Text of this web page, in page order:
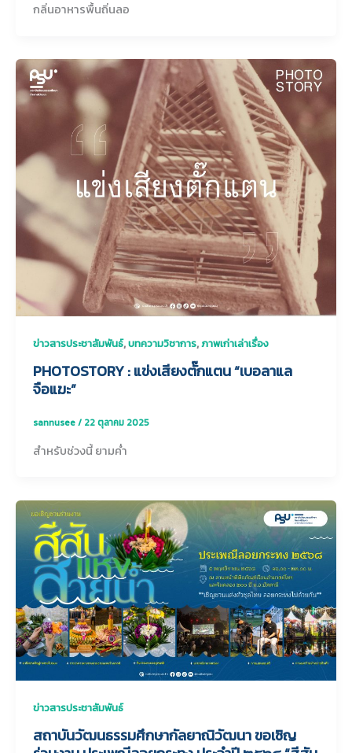
กลิ่นอาหารพื้นถิ่นลอ
ข่าวสารประชาสัมพันธ์,บทความวิชาการ,ภาพเก่าเล่าเรื่อง
PHOTOSTORY : แข่งเสียงตั๊กแตน “เบอลาแล
จือแฆะ”
sannusee/ 22 ตุลาคม 2025
สำหรับช่วงนี้ ยามค่ำ
ข่าวสารประชาสัมพันธ์
สถาบันวัฒนธรรมศึกษากัลยาณิวัฒนา ขอเชิญ